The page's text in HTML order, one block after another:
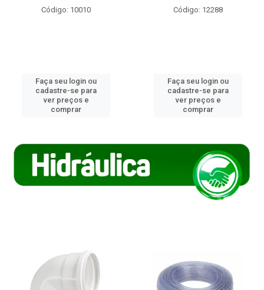
Código: 10010
Faça seu login ou
cadastre-se para
ver preços e
comprar
Código: 12288
Faça seu login ou
cadastre-se para
ver preços e
comprar